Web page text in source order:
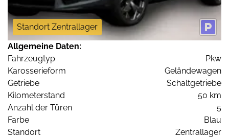
Standort Zentrallager
Allgemeine Daten:
Fahrzeugtyp
Pkw
Karosserieform
Geländewagen
Getriebe
Schaltgetriebe
Kilometerstand
50 km
Anzahl der Türen
5
Farbe
Blau
Standort
Zentrallager